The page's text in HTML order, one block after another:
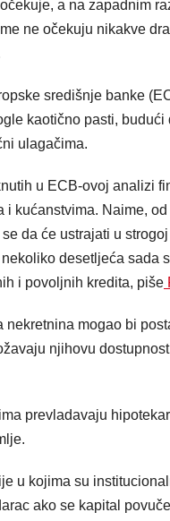
a na zapadnim
ne očekuju nikakve
središnje banke
kaotično pasti,
ulagačima.
u ECB-ovoj analizi
i kućanstvima. Naime,
da će ustrajati u
desetljeća
i povoljnih kredita, piše
nekretnina mogao bi
njihovu
prevladavaju
u kojima su
ako se kapital